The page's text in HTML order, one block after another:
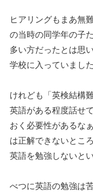
ヒアリングもまあ無
の当時の同学年の子
多い方だったとは思
学校に入っていまし
けれども「英検結構
英語がある程度話せ
おく必要性があるな
は正解できないとこ
英語を勉強しないと
べつに英語の勉強は